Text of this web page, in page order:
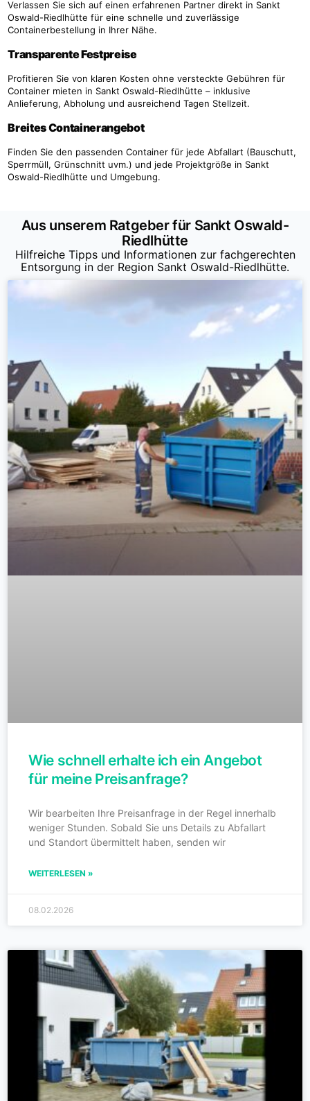
Verlassen Sie sich auf einen erfahrenen Partner direkt in Sankt
Oswald-Riedlhütte für eine schnelle und zuverlässige
Containerbestellung in Ihrer Nähe.
Transparente Festpreise
Profitieren Sie von klaren Kosten ohne versteckte Gebühren für
Container mieten in Sankt Oswald-Riedlhütte – inklusive
Anlieferung, Abholung und ausreichend Tagen Stellzeit.
Breites Containerangebot
Finden Sie den passenden Container für jede Abfallart (Bauschutt,
Sperrmüll, Grünschnitt uvm.) und jede Projektgröße in Sankt
Oswald-Riedlhütte und Umgebung.
Aus unserem Ratgeber für Sankt Oswald-
Riedlhütte
Hilfreiche Tipps und Informationen zur fachgerechten
Entsorgung in der Region Sankt Oswald-Riedlhütte.
Wie schnell erhalte ich ein Angebot
für meine Preisanfrage?
Wir bearbeiten Ihre Preisanfrage in der Regel innerhalb
weniger Stunden. Sobald Sie uns Details zu Abfallart
und Standort übermittelt haben, senden wir
WEITERLESEN »
08.02.2026